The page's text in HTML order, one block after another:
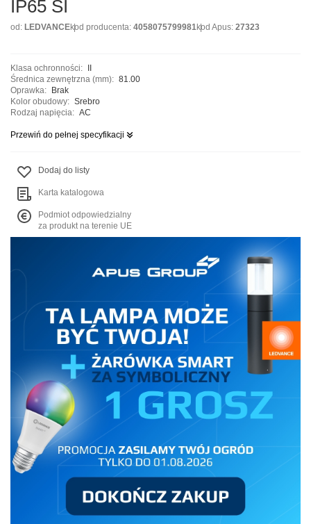
IP65 SI
od: LEDVANCEkod producenta: 4058075799981kod Apus: 27323
Klasa ochronności: II
Średnica zewnętrzna (mm): 81.00
Oprawka: Brak
Kolor obudowy: Srebro
Rodzaj napięcia: AC
Przewiń do pełnej specyfikacji
Dodaj do listy
Karta katalogowa
Podmiot odpowiedzialny
za produkt na terenie UE